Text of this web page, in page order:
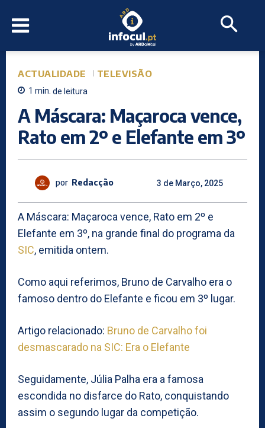
ACTUALIDADE TELEVISÃO
1 min. de leitura
A Máscara: Maçaroca vence,
Rato em 2º e Elefante em 3º
por Redacção 3 de Março, 2025
A Máscara: Maçaroca vence, Rato em 2º e
Elefante em 3º, na grande final do programa da
SIC, emitida ontem.
Como aqui referimos, Bruno de Carvalho era o
famoso dentro do Elefante e ficou em 3º lugar.
Artigo relacionado: Bruno de Carvalho foi
desmascarado na SIC: Era o Elefante
Seguidamente, Júlia Palha era a famosa
escondida no disfarce do Rato, conquistando
assim o segundo lugar da competição.